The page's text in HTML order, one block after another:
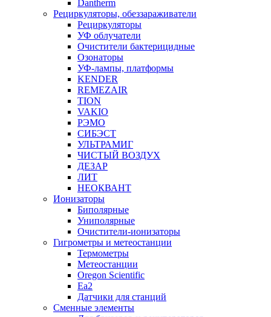
Dantherm
Рециркуляторы, обеззараживатели
Рециркуляторы
УФ облучатели
Очистители бактерицидные
Озонаторы
УФ-лампы, платформы
KENDER
REMEZAIR
TION
VAKIO
РЭМО
СИБЭСТ
УЛЬТРАМИГ
ЧИСТЫЙ ВОЗДУХ
ДЕЗАР
ЛИТ
НЕОКВАНТ
Ионизаторы
Биполярные
Униполярные
Очистители-ионизаторы
Гигрометры и метеостанции
Термометры
Метеостанции
Oregon Scientific
Ea2
Датчики для станций
Сменные элементы